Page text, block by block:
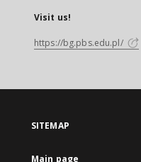
Visit us!
https://bg.pbs.edu.pl/
SITEMAP
Main page